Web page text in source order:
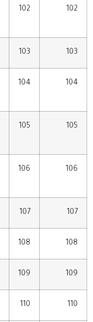
102
102
103
103
104
104
105
105
106
106
107
107
108
108
109
109
110
110